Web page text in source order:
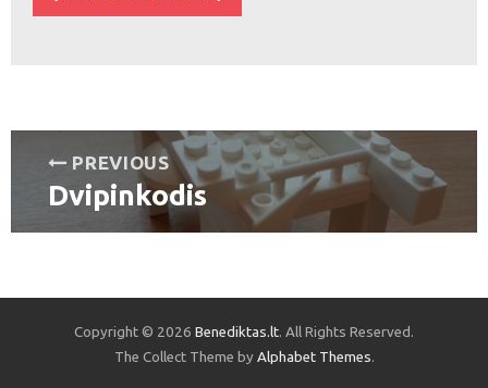
Navigacija
tarp
PREVIOUS
Previous
Dvipinkodis
Copyright © 2026 Benediktas.lt. All Rights Reserved.
The Collect Theme by Alphabet Themes.